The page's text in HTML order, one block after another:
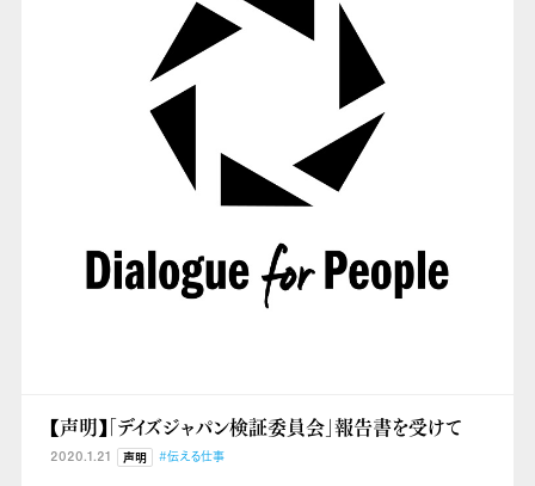
【声明】「デイズジャパン検証委員会」報告書を受けて
2020.1.21 声明 #伝える仕事